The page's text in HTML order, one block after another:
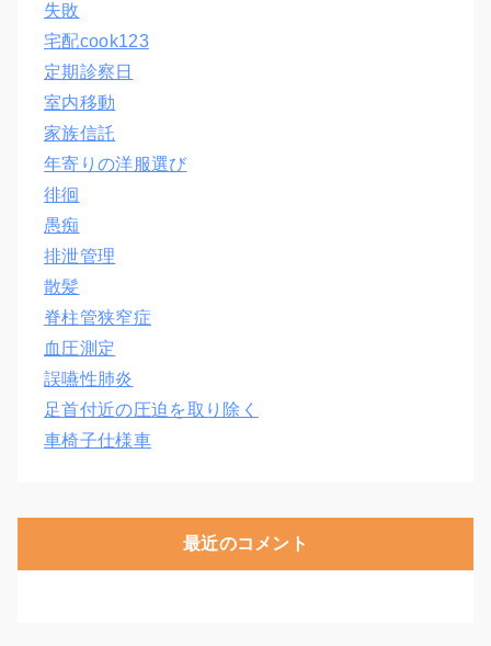
失敗
宅配cook123
定期診察日
室内移動
家族信託
年寄りの洋服選び
徘徊
愚痴
排泄管理
散髪
脊柱管狭窄症
血圧測定
誤嚥性肺炎
足首付近の圧迫を取り除く
車椅子仕様車
最近のコメント